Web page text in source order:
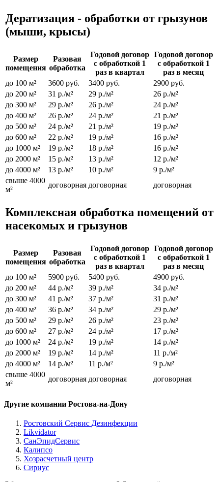
Дератизация - обработки от грызунов
(мыши, крысы)
Размер
помещения
Разовая
обработка
Годовой договор
с обработкой 1
раз в квартал
Годовой договор
с обработкой 1
раз в месяц
до 100 м²
3600 руб. 3400 руб.
2900 руб.
до 200 м²
31 р./м² 29 р./м²
26 р./м²
до 300 м²
29 р./м² 26 р./м²
24 р./м²
до 400 м²
26 р./м² 24 р./м²
21 р./м²
до 500 м²
24 р./м² 21 р./м²
19 р./м²
до 600 м²
22 р./м² 19 р./м²
16 р./м²
до 1000 м²
19 р./м² 18 р./м²
16 р./м²
до 2000 м²
15 р./м² 13 р./м²
12 р./м²
до 4000 м²
13 р./м² 10 р./м²
9 р./м²
свыше 4000
м²
договорная договорная договорная
Комплексная обработка помещений от
насекомых и грызунов
Размер
помещения
Разовая
обработка
Годовой договор
с обработкой 1
раз в квартал
Годовой договор
с обработкой 1
раз в месяц
до 100 м²
5900 руб. 5400 руб.
4900 руб.
до 200 м²
44 р./м² 39 р./м²
34 р./м²
до 300 м²
41 р./м² 37 р./м²
31 р./м²
до 400 м²
36 р./м² 34 р./м²
29 р./м²
до 500 м²
29 р./м² 26 р./м²
23 р./м²
до 600 м²
27 р./м² 24 р./м²
17 р./м²
до 1000 м²
24 р./м² 19 р./м²
14 р./м²
до 2000 м²
19 р./м² 14 р./м²
11 р./м²
до 4000 м²
14 р./м² 11 р./м²
9 р./м²
свыше 4000
м²
договорная договорная договорная
Другие компании Ростова-на-Дону
Ростовский Сервис Дезинфекции
Likvidator
СанЭпидСервис
Калипсо
Хозрасчетный центр
Сириус